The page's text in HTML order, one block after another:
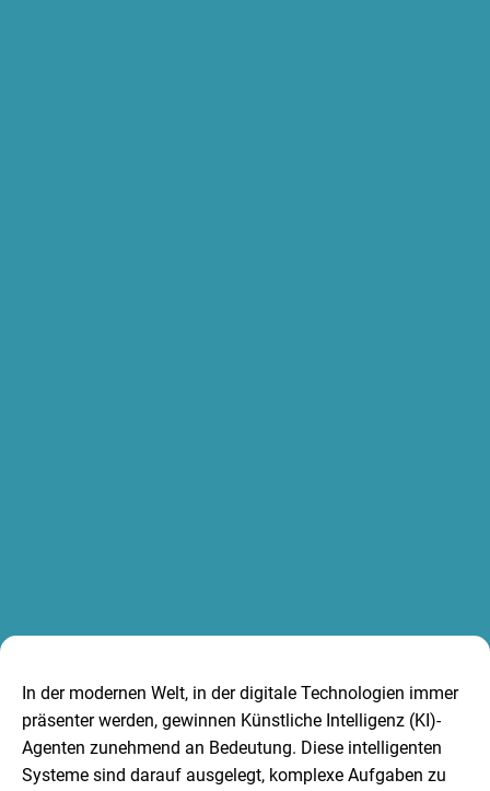
In der modernen Welt, in der digitale Technologien immer
präsenter werden, gewinnen Künstliche Intelligenz (KI)-
Agenten zunehmend an Bedeutung. Diese intelligenten
Systeme sind darauf ausgelegt, komplexe Aufgaben zu